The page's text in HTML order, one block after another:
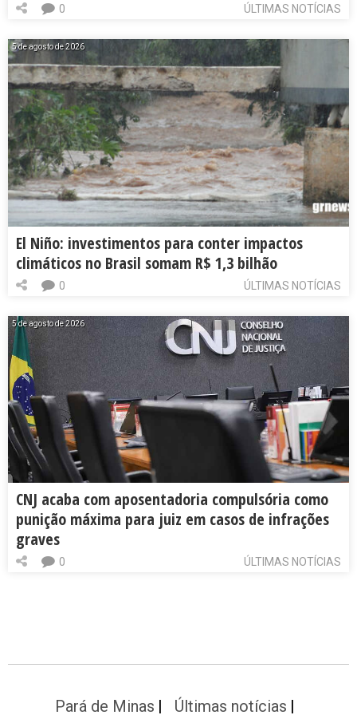
ÚLTIMAS NOTÍCIAS
0
5 de agosto de 2026
El Niño: investimentos para conter impactos
climáticos no Brasil somam R$ 1,3 bilhão
ÚLTIMAS NOTÍCIAS
0
5 de agosto de 2026
CNJ acaba com aposentadoria compulsória como
punição máxima para juiz em casos de infrações
graves
ÚLTIMAS NOTÍCIAS
0
Pará de Minas
Últimas notícias